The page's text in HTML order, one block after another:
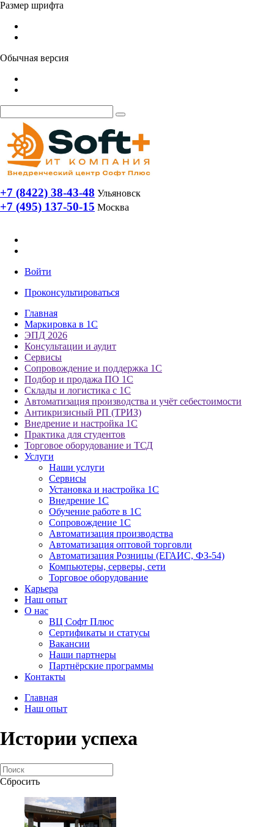
Размер шрифта
Обычная версия
+7 (8422) 38-43-48 Ульяновск
+7 (495) 137-50-15 Москва
Войти
Проконсультироваться
Главная
Маркировка в 1С
ЭПД 2026
Консультации и аудит
Сервисы
Сопровождение и поддержка 1С
Подбор и продажа ПО 1С
Склады и логистика с 1С
Автоматизация производства и учёт себестоимости
Антикризисный РП (ТРИЗ)
Внедрение и настройка 1С
Практика для студентов
Торговое оборудование и ТСД
Услуги
Наши услуги
Сервисы
Установка и настройка 1С
Внедрение 1С
Обучение работе в 1С
Сопровождение 1С
Автоматизация производства
Автоматизация оптовой торговли
Автоматизация Розницы (ЕГАИС, ФЗ-54)
Компьютеры, серверы, сети
Торговое оборудование
Карьера
Наш опыт
О нас
ВЦ Софт Плюс
Сертификаты и статусы
Вакансии
Наши партнеры
Партнёрские программы
Контакты
Главная
Наш опыт
Истории успеха
Сбросить